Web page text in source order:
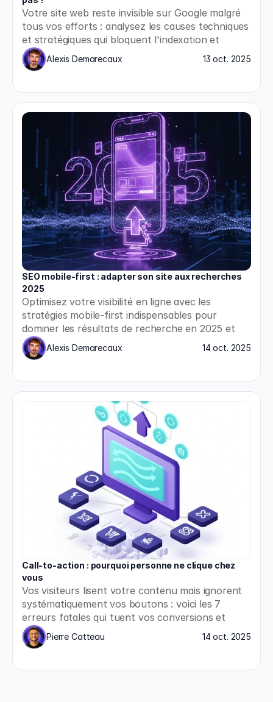
Votre site web reste invisible sur Google malgré
tous vos efforts : analysez les causes techniques
et stratégiques qui bloquent l'indexation et
appliquez les solutions concrètes pour enfin
apparaître dans les résultats de recherche.
Alexis Demarecaux 13 oct. 2025
SEO mobile-first : adapter son site aux recherches
2025
Optimisez votre visibilité en ligne avec les
stratégies mobile-first indispensables pour
dominer les résultats de recherche en 2025 et
répondre aux nouvelles exigences de Google.
Alexis Demarecaux 14 oct. 2025
Call-to-action : pourquoi personne ne clique chez
vous
Vos visiteurs lisent votre contenu mais ignorent
systématiquement vos boutons : voici les 7
erreurs fatales qui tuent vos conversions et
comment les corriger immédiatement.
Pierre Catteau 14 oct. 2025